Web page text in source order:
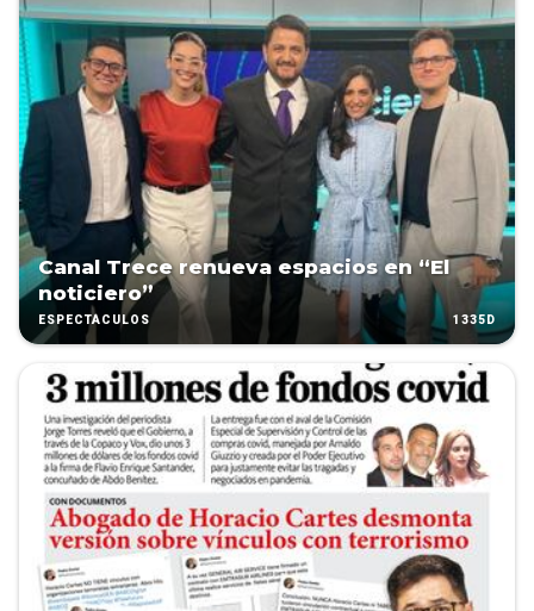
Canal Trece renueva espacios en “El
noticiero”
ESPECTÁCULOS 1335D